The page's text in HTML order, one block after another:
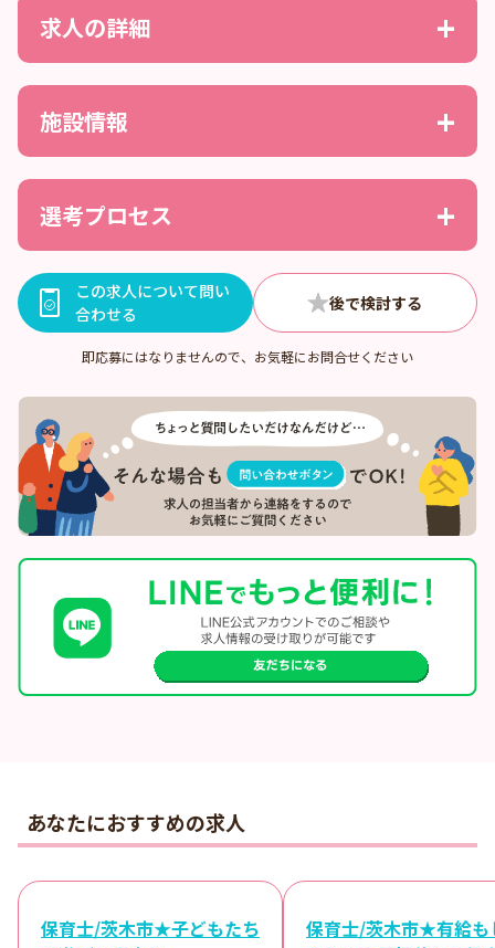
求人の詳細
施設情報
選考プロセス
この求人について問い
合わせる
即応募にはなりませんので、お気軽にお問合せください
あなたにおすすめの求人
保育士/茨木市★子どもたち
保育士/茨木市★有給も